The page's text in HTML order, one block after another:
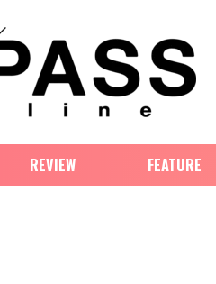
REVIEW FEATURE